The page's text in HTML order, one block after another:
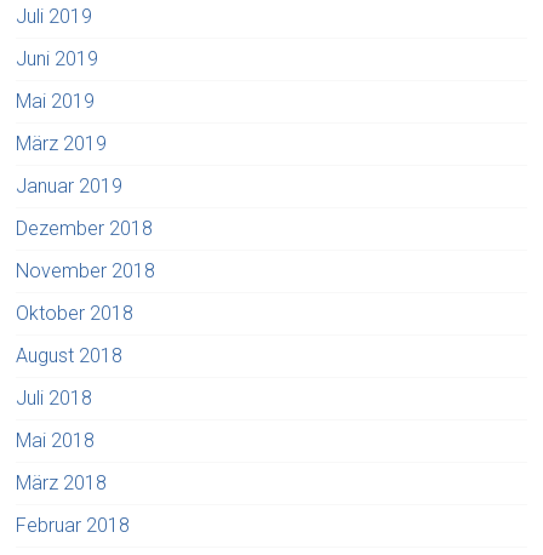
Juli 2019
Juni 2019
Mai 2019
März 2019
Januar 2019
Dezember 2018
November 2018
Oktober 2018
August 2018
Juli 2018
Mai 2018
März 2018
Februar 2018